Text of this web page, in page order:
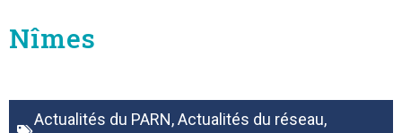
Nîmes
Actualités du PARN,Actualités du réseau,